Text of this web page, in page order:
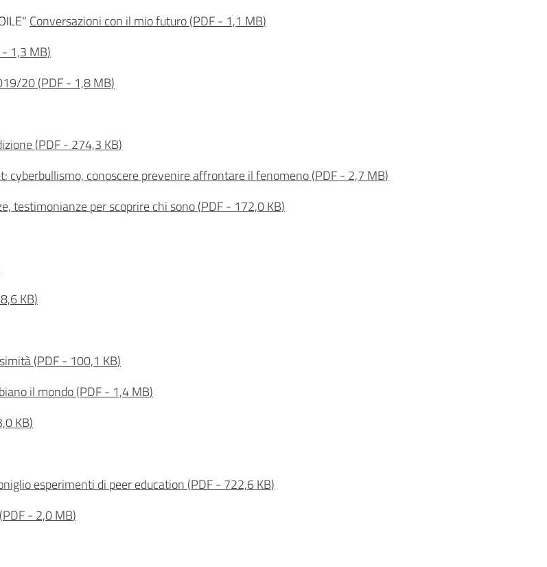
Conversazioni con il mio futuro(PDF- 1,1 MB)
- 1,3 MB)
20(PDF- 1,8 MB)
(PDF- 274,3 KB)
cyberbullismo, conoscere prevenire affrontare il fenomeno(PDF- 2,7 MB)
testimonianze per scoprire chi sono(PDF- 172,0 KB)
KB)
(PDF- 100,1 KB)
il mondo(PDF- 1,4 MB)
KB)
esperimenti di peer education (PDF- 722,6 KB)
(PDF- 2,0 MB)